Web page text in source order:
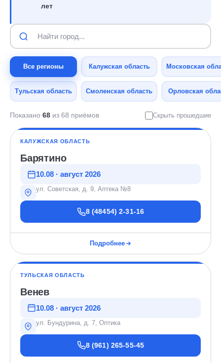
лет
Все регионы Калужская область Московская
Тульская область Смоленская область Орловская
Показано 68 из 68 приёмов Скрыть прошедшие
КАЛУЖСКАЯ ОБЛАСТЬ
Барятино
10.08 · август 2026
ул. Советская, д. 9, Аптека №8
8 (48454) 2-31-16
Подробнее
ТУЛЬСКАЯ ОБЛАСТЬ
Венев
10.08 · август 2026
ул. Бундурина, д. 7, Оптика
8 (961) 265-55-45